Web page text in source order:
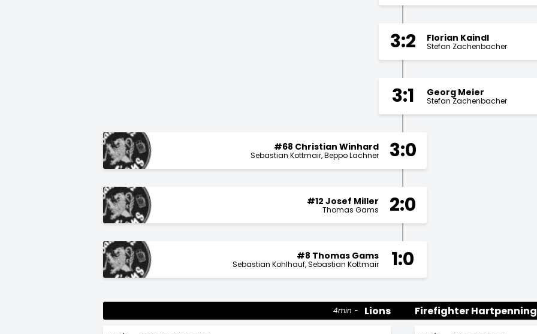
3:2 Florian Kaindl
Stefan Zachenbacher
3:1 Georg Meier
Stefan Zachenbacher
3:0
#68 Christian Winhard
Sebastian Kottmair Beppo Lachner
2:0
#12 Josef Miller
Thomas Gams
1:0
#8 Thomas Gams
Sebastian Kohlhauf Sebastian Kottmair
Lions
4min Firefighter Hartpenning